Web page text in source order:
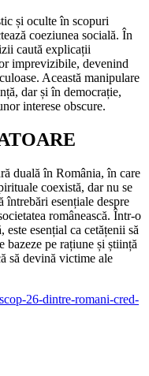
și oculte în scopuri
coeziunea socială. În
caută explicații
imprevizibile, devenind
Această manipulare
dar și în democrație,
interese obscure.
duală în România, în care
coexistă, dar nu se
întrebări esențiale despre
românească. Într-o
esențial ca cetățenii să
bazeze pe rațiune și știință
să devină victime ale
26-dintre-romani-cred-